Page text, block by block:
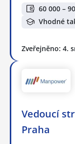
60 000 –
Vhodné
Zveřejněno: 4.
Vedoucí
Praha